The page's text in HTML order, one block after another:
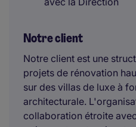
Notre client
Notre client est une
projets de rénovation
sur des villas de luxe à
architecturale.
collaboration étroite